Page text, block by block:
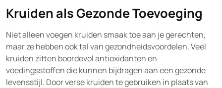
Kruiden als Gezonde Toevoeging
Niet alleen voegen kruiden smaak toe aan je gerechten,
maar ze hebben ook tal van gezondheidsvoordelen. Veel
kruiden zitten boordevol antioxidanten en
voedingsstoffen die kunnen bijdragen aan een gezonde
levensstijl. Door verse kruiden te gebruiken in plaats van